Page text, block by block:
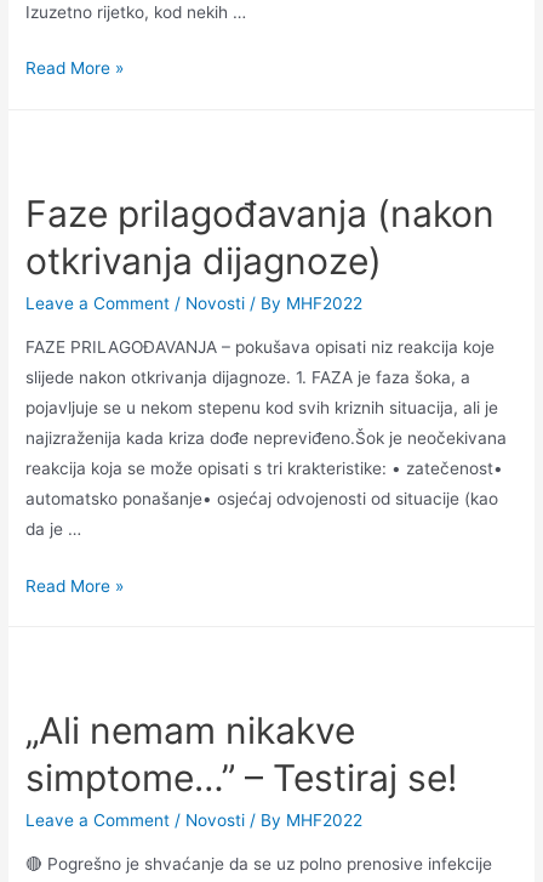
Izuzetno rijetko, kod nekih …
Read More »
Faze prilagođavanja (nakon
otkrivanja dijagnoze)
Leave a Comment / Novosti / By MHF2022
FAZE PRILAGOĐAVANJA – pokušava opisati niz reakcija koje
slijede nakon otkrivanja dijagnoze. 1. FAZA je faza šoka, a
pojavljuje se u nekom stepenu kod svih kriznih situacija, ali je
najizraženija kada kriza dođe nepreviđeno.Šok je neočekivana
reakcija koja se može opisati s tri krakteristike: • zatečenost•
automatsko ponašanje• osjećaj odvojenosti od situacije (kao
da je …
Read More »
„Ali nemam nikakve
simptome…” – Testiraj se!
Leave a Comment / Novosti / By MHF2022
🔴 Pogrešno je shvaćanje da se uz polno prenosive infekcije